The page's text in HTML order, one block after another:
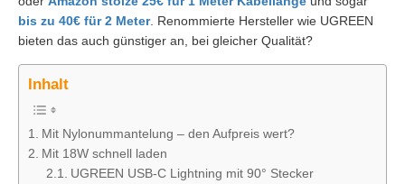
bis zu 40€ für 2 Meter. Renommierte Hersteller wie UGREEN
bieten das auch günstiger an, bei gleicher Qualität?
Inhalt
Mit Nylonummantelung – den Aufpreis wert?
Mit 18W schnell laden
UGREEN USB-C Lightning mit 90° Stecker